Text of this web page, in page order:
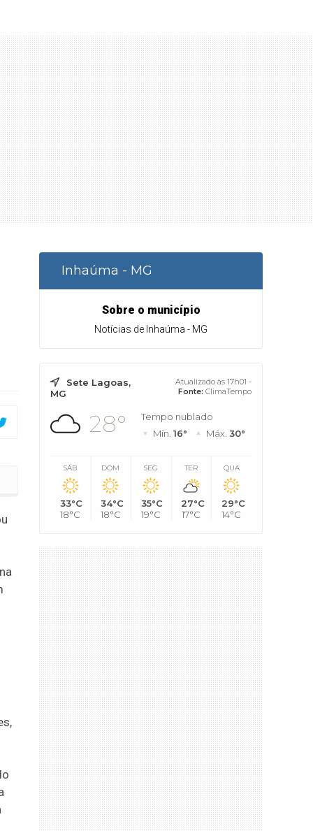
Inhaúma - MG
Sobre o município
Notícias de Inhaúma - MG
Sete Lagoas,
MG
Atualizado às 17h01 -
Fonte: ClimaTempo
28°
Tempo nublado
Mín. 16° Máx. 30°
SÁB
33°C
18°C
DOM
34°C
18°C
SEG
35°C
19°C
TER
27°C
17°C
QUA
29°C
14°C